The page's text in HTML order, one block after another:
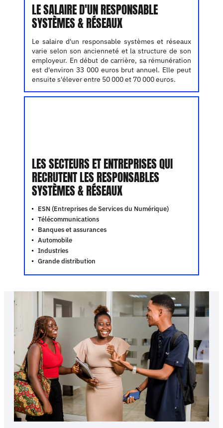
LE SALAIRE D'UN RESPONSABLE
SYSTÈMES & RÉSEAUX
Le salaire d'un responsable systèmes et réseaux
varie selon son ancienneté et la structure de son
employeur. En début de carrière, sa rémunération
est d'environ 33 000 euros brut annuel. Elle peut
ensuite s'élever entre 50 000 et 70 000 euros.
LES SECTEURS ET ENTREPRISES QUI
RECRUTENT LES RESPONSABLES
SYSTÈMES & RÉSEAUX
ESN (Entreprises de Services du Numérique)
Télécommunications
Banques et assurances
Automobile
Industries
Grande distribution